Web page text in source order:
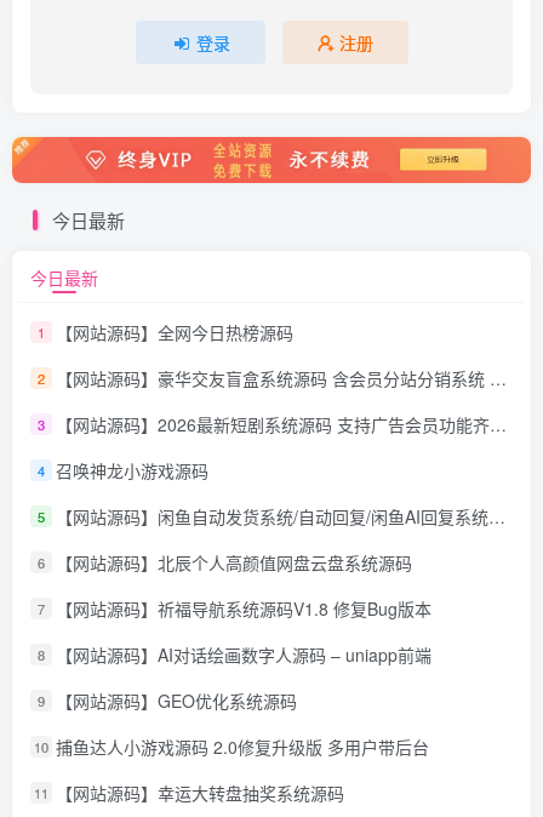
登录 注册
今日最新
今日最新
1 【网站源码】全网今日热榜源码
2 【网站源码】豪华交友盲盒系统源码 含会员分站分销系统 可易支付
3 【网站源码】2026最新短剧系统源码 支持广告会员功能齐全短剧源码
4 召唤神龙小游戏源码
5 【网站源码】闲鱼自动发货系统/自动回复/闲鱼AI回复系统源码
6 【网站源码】北辰个人高颜值网盘云盘系统源码
7 【网站源码】祈福导航系统源码V1.8 修复Bug版本
8 【网站源码】AI对话绘画数字人源码 – uniapp前端
9 【网站源码】GEO优化系统源码
10 捕鱼达人小游戏源码 2.0修复升级版 多用户带后台
11 【网站源码】幸运大转盘抽奖系统源码